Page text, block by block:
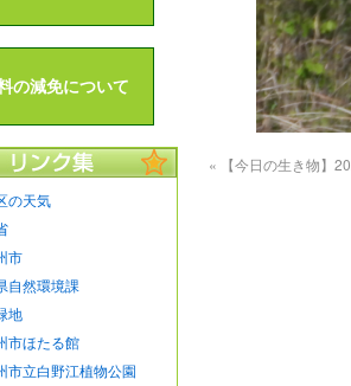
« 【今日の生き物】
の減免について
の天気
市
自然環境課
地
市ほたる館
市立白野江植物公園